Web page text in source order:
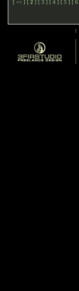
[ << ] [ 2 ] [ 3 ] [ 4 ] [ 5 ] [ 6